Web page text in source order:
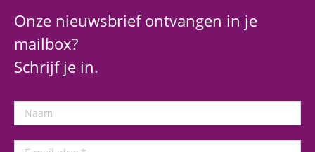
Onze nieuwsbrief ontvangen in je
mailbox?
Schrijf je in.
Naam